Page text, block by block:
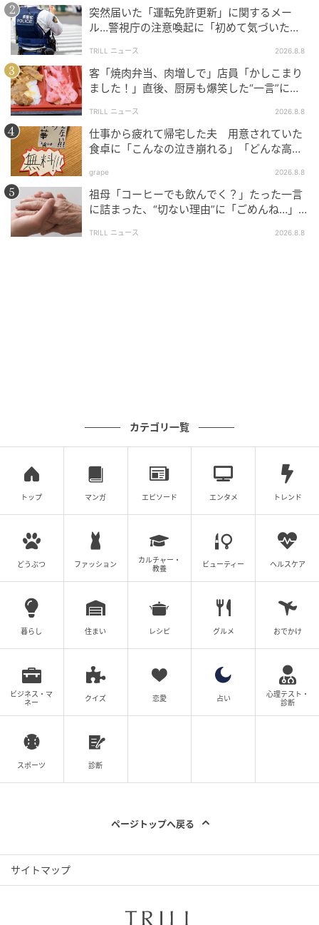
ライターコメント
歴史的なW杯1000試合目のメモリアルマッチで、4-0
の圧勝劇を見せてくれた選手たちに本当にシビれまし
た！上田選手の2ゴールはもちろん、久保選手の欠場を
感じさせないチーム全体の連動性は本当にお見事で
す。
そしてピッチ外では、本田さんの「VARいけ」「イケ
イケどんどん」「99.99…％勝ちます」といった、私た
ちの興奮をそのまま言葉にしてくれる解説が今回も最
高に楽しかったですね。それを現役時代さながらの落
ち着きでさばいた山本アナとのコンビネーションも抜
ウマ」「絶対点とる」と大絶賛した前半戦
の記事をもっとみる
突然届いた「運転免許更新」に関するメー
ル…警視庁の注意喚起に「初めて気づいた」
TRILL ニュース 2026.8.8
客「焼肉弁当、肉増しで」店員「かしこまり
ました！」直後、厨房も爆笑した“一言”に
験談2選＞
TRILL ニュース 2026.8.8
仕事から疲れて帰宅した夫 用意されていた
食卓に「こんなの泣き崩れる」「どんな高級
grape 2026.8.8
祖母「コーヒーでも飲んでく？」たった一言
に詰まった、“切ない理由”に「ごめんね…」
TRILL ニュース 2026.8.8
カテゴリ一覧
トップ マンガ エピソード エンタメ トレンド
どうぶつ ファッション
カルチャー・
教養
ビューティー ヘルスケア
暮らし 住まい レシピ グルメ おでかけ
ビジネス・マ
ネー
クイズ 恋愛 占い
心理テスト・
診断
スポーツ 診断
ページトップへ戻る
サイトマップ